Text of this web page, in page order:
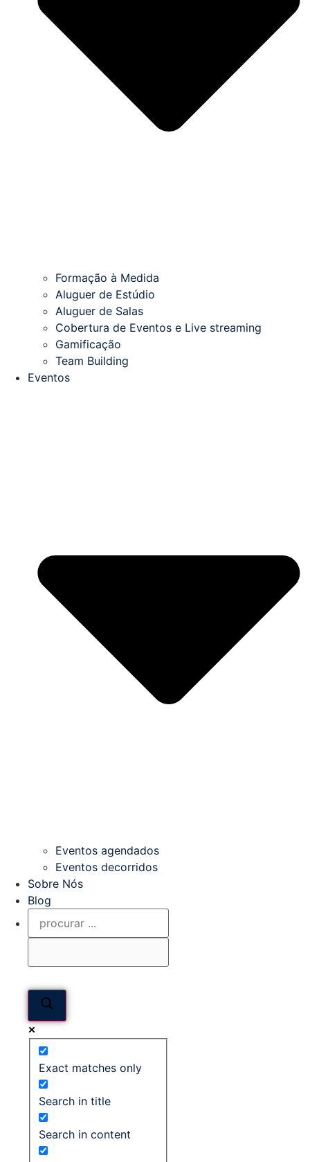
Formação à Medida
Aluguer de Estúdio
Aluguer de Salas
Cobertura de Eventos e Live streaming
Gamificação
Team Building
Eventos
Eventos agendados
Eventos decorridos
Sobre Nós
Blog
Exact matches only
Search in title
Search in content